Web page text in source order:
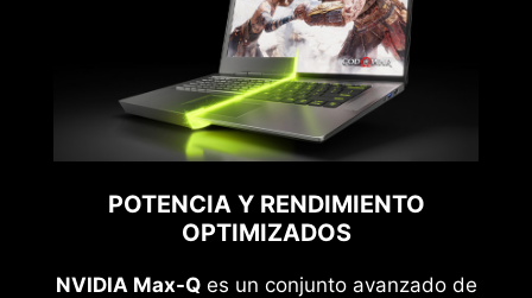
POTENCIA Y RENDIMIENTO
OPTIMIZADOS
NVIDIA Max-Qes un conjunto avanzado de